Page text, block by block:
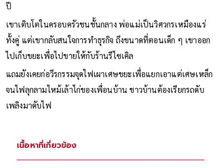
ปี
เขาเติบโตในครอบครัวชนชั้นกลาง พ่อแม่เป็นวิศวกรเหมืองแร่
ทั้งคู่ แต่เขากลับสนใจการทำธุรกิจ ถึงขนาดที่ตอนเด็ก ๆ เขาออก
ไปเก็บขยะเพื่อไปขายให้กับร้านรีไซเคิล
แถมยังเคยก่อวีรกรรมจุดไฟเผาเศษขยะเพื่อแยกเอาแต่เศษเหล็ก
จนไฟลุกลามไหม้เล้าไก่ของเพื่อนบ้าน ชาวบ้านต้องเรียกรถดับ
เพลิงมาดับไฟ
เนื้อหาที่เกี่ยวข้อง